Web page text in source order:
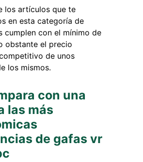
los artículos que te
en esta categoría de
cumplen con el mínimo de
obstante el precio
de unos
los mismos.
con una
las más
de gafas vr